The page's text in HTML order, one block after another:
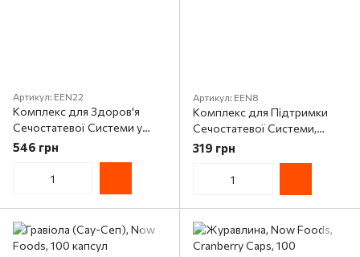
Артикул: EEN22
Комплекс для Здоров'я
Сечостатевої Системи у
Чоловіків, Erbenobili,
ProstVin, 60 таблеток
546 грн
Артикул: EEN8
Комплекс для Підтримки
Сечостатевої Системи,
DiurVin, Erbenobili, 50мл
319 грн